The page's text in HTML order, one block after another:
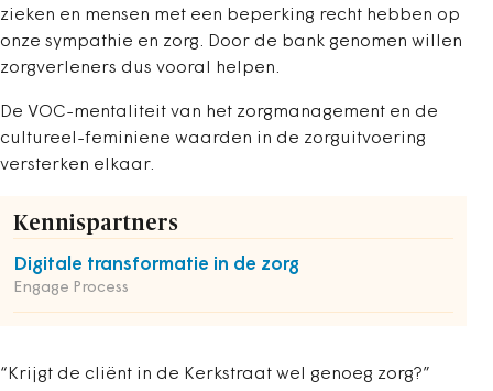
zieken en mensen met een beperking recht hebben op
onze sympathie en zorg. Door de bank genomen willen
zorgverleners dus vooral helpen.
De VOC-mentaliteit van het zorgmanagement en de
cultureel-feminiene waarden in de zorguitvoering
versterken elkaar.
Kennispartners
Digitale transformatie in de zorg
Engage Process
“Krijgt de cliënt in de Kerkstraat wel genoeg zorg?”